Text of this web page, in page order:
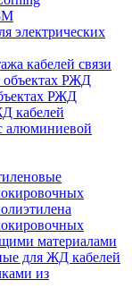
электрических
кабелей связи
РЖД
кабелей
алюминиевой
материалами
для ЖД кабелей